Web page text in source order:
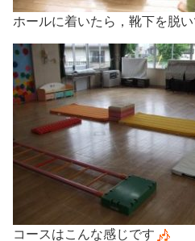
ホールに着いたら，靴下を脱
コースはこんな感じです